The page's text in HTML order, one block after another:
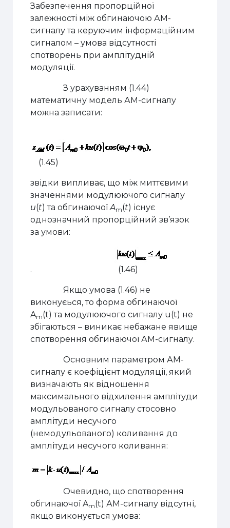
Забезпечення пропорційної
залежності між обгинаючою АМ-
сигналу та керуючим інформаційним
сигналом – умова відсутності
спотворень при амплітудній
модуляції.
З урахуванням (1.44)
математичну модель АМ-сигналу
можна записати:
(1.45)
звідки випливає, що між миттєвими
значеннями модулюючого сигналу
u(t) та обгинаючоїAm(t) існує
однозначний пропорційний зв’язок
за умови:
. (1.46)
Якщо умова (1.46) не
виконуєься, то форма обгинаючої
Am(t) та модулюючого сигналу u(t) не
збігаються – виникає небажане явище
спотворення обгинаючої АМ-сигналу.
Основним параметром АМ-
сигналу є коефіцієнт модуляції, який
визначають як відношення
максимального відхилення амплітуди
модульованого сигналу стосовно
амплітуди несучого
(немодульованого) коливання до
амплітуди несучого коливання:
Очевидно, що спотворення
обгинаючої Am(t) АМ-сигналу відсутні,
якщо виконується умова: